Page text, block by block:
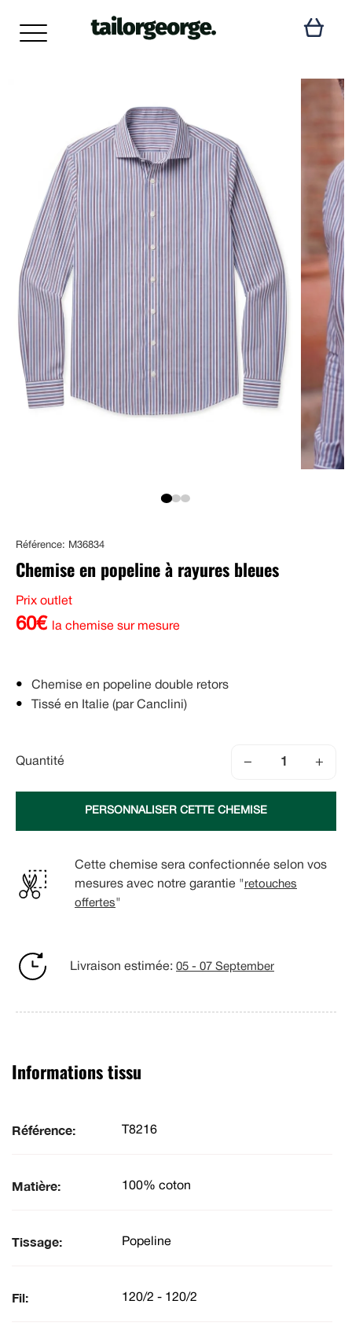
Référence: M36834
Chemise en popeline à rayures bleues
Prix outlet
60€ la chemise sur mesure
Chemise en popeline double retors
Tissé en Italie (par Canclini)
Quantité − +
PERSONNALISER CETTE CHEMISE
Cette chemise sera confectionnée selon vos
mesures avec notre garantie " retouches
offertes"
Livraison estimée: 05 - 07 September
Informations tissu
Référence: T8216
Matière: 100% coton
Tissage: Popeline
Fil: 120/2 - 120/2